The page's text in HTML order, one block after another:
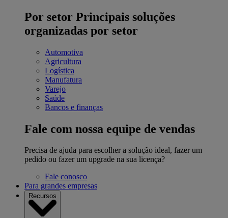
Por setor Principais soluções
organizadas por setor
Automotiva
Agricultura
Logística
Manufatura
Varejo
Saúde
Bancos e finanças
Fale com nossa equipe de vendas
Precisa de ajuda para escolher a solução ideal, fazer um
pedido ou fazer um upgrade na sua licença?
Fale conosco
Para grandes empresas
Recursos